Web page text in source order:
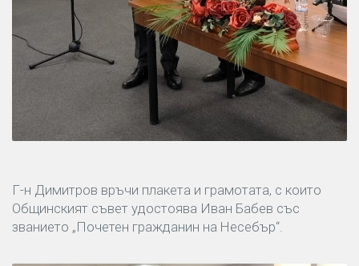
Г-н Димитров връчи плакета и грамотата, с които
Общинският съвет удостоява Иван Бабев със
званието „Почетен гражданин на Несебър“.